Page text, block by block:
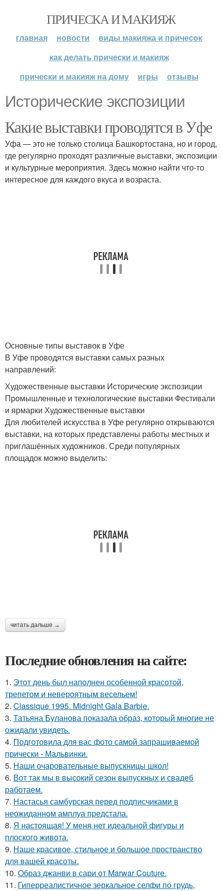
ПРИЧЕСКА И МАКИЯЖ
главная новости
виды макияжа и причесок
как делать прически и макияж
прически и макияж на дому
игры отзывы
Исторические экспозиции
Какие выставки проводятся в Уфе
Уфа — это не только столица Башкортостана, но и город,
где регулярно проходят различные выставки, экспозиции
и культурные мероприятия. Здесь можно найти что-то
интересное для каждого вкуса и возраста.
Основные типы выставок в Уфе
В Уфе проводятся выставки самых разных
направлений:
Художественные выставки Исторические экспозиции
Промышленные и технологические выставки Фестивали
и ярмарки Художественные выставки
Для любителей искусства в Уфе регулярно открываются
выставки, на которых представлены работы местных и
приглашённых художников. Среди популярных
площадок можно выделить:
читать дальше →
Последние обновления на сайте:
1. Этот день был наполнен особенной красотой,
трепетом и невероятным весельем!
2. Classique 1995. Midnight Gala Barbie.
3. Татьяна Буланова показала образ, который многие не
ожидали увидеть.
4. Подготовила для вас фото самой запрашиваемой
прически - Мальвинки.
5. Наши очаровательные выпускницы школ!
6. Вот так мы в высокий сезон выпускных и свадеб
работаем.
7. Настасья самбурская перед подписчиками в
неожиданном амплуа предстала.
8. Я настоящая! У меня нет идеальной фигуры и
плоского живота.
9. Наше красивое, стильное и большое пространство
для вашей красоты.
10. Образ джанви в сари от Marwar Couture.
11. Гиперреалистичное зеркальное селфи по грудь,